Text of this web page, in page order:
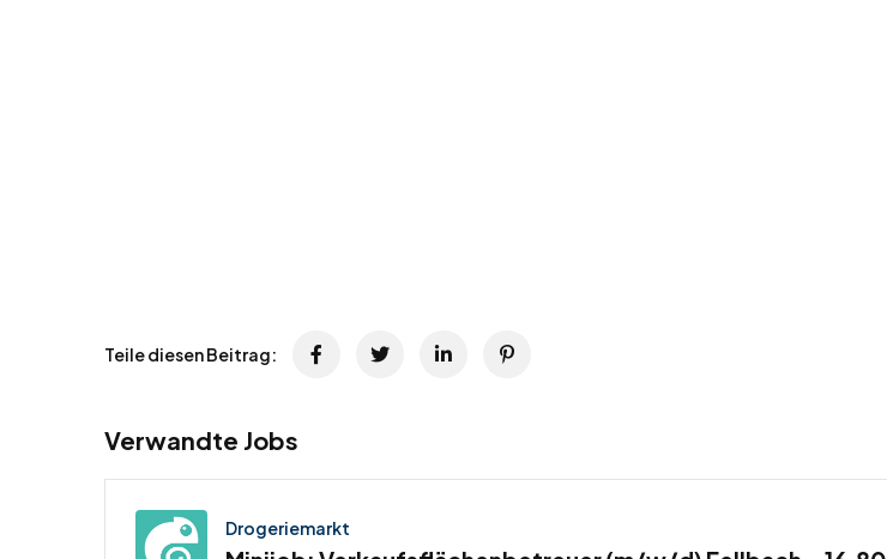
Teile diesen Beitrag:
Verwandte Jobs
Drogeriemarkt